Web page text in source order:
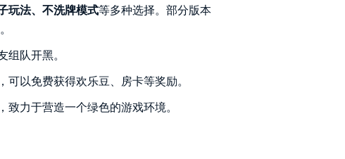
玩法、不洗牌模式等多种选择。部分版本
队开黑。
可以免费获得欢乐豆、房卡等奖励。
力于营造一个绿色的游戏环境。